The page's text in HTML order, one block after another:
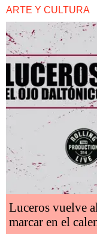
ARTE Y CULTURA
Luceros vuelve
marcar en el